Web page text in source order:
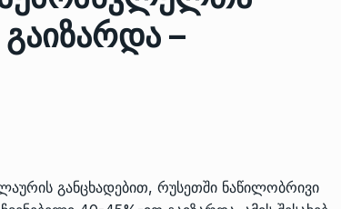
–
განცხადებით, რუსეთში ნაწილობრივი
შუა
საკმარისზე მეტი, თუმცა…
ᲔᲙᲝᲜᲝᲛᲘᲙᲐ
პრემიერ-მინისტრმა ირაკლი